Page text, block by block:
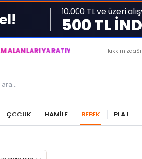
10.000 TL ve üzeri
500 TL
YARATIYOR VE YAŞATIYORUZ ●
Hakkımızda
ÇOCUK HAMİLE BEBEK PLAJ